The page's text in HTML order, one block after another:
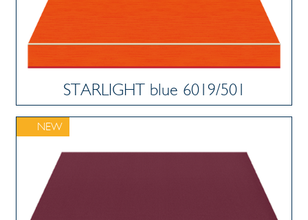
STARLIGHT blue 6019/501
NEW